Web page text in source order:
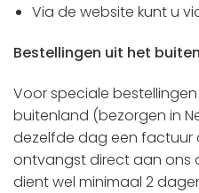
Via de website kunt u
Bestellingen uit het
Voor speciale
buitenland (bezorgen in
dezelfde dag een factuur
ontvangst direct aan ons
dient wel minimaal 2